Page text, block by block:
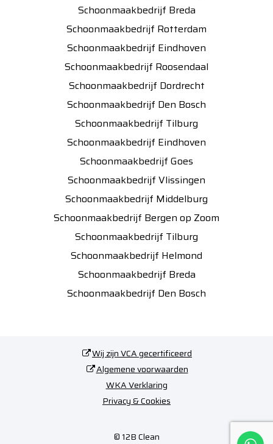
Schoonmaakbedrijf Breda
Schoonmaakbedrijf Rotterdam
Schoonmaakbedrijf Eindhoven
Schoonmaakbedrijf Roosendaal
Schoonmaakbedrijf Dordrecht
Schoonmaakbedrijf Den Bosch
Schoonmaakbedrijf Tilburg
Schoonmaakbedrijf Eindhoven
Schoonmaakbedrijf Goes
Schoonmaakbedrijf Vlissingen
Schoonmaakbedrijf Middelburg
Schoonmaakbedrijf Bergen op Zoom
Schoonmaakbedrijf Tilburg
Schoonmaakbedrijf Helmond
Schoonmaakbedrijf Breda
Schoonmaakbedrijf Den Bosch
© 12B Clean
Wij zijn VCA gecertificeerd
Algemene voorwaarden
WKA Verklaring
Privacy & Cookies